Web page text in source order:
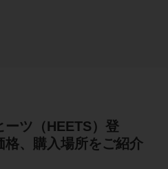
ーツ（HEETS）登
格、購入場所をご紹介